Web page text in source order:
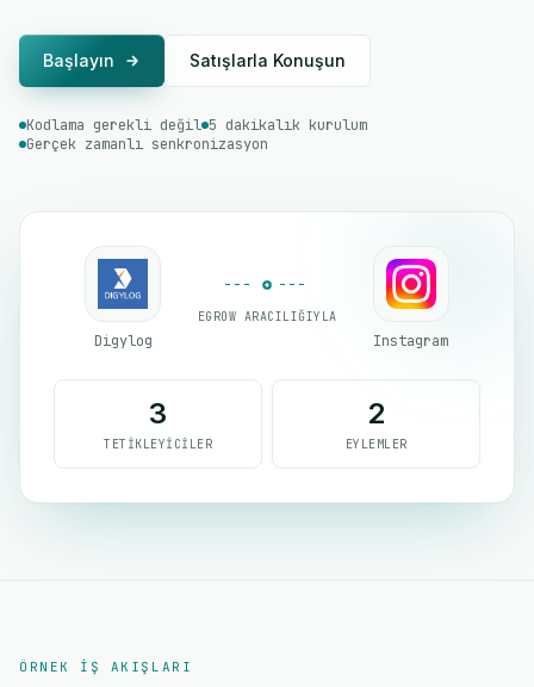
Başlayın Satışlarla Konuşun
Kodlama gerekli değil 5 dakikalık kurulum
Gerçek zamanlı senkronizasyon
Digylog
EGROW ARACILIĞIYLA
Instagram
3
TETIKLEYICILER
2
EYLEMLER
ÖRNEK IŞ AKIŞLARI